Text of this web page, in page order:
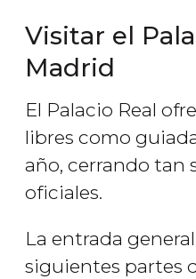
Visitar el
Madrid
El Palacio Real
libres como
año, cerrando tan
oficiales.
La entrada
siguientes partes